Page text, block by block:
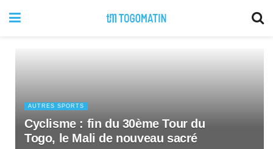
AUTRES SPORTS
Cyclisme : fin du 30ème Tour du
Togo, le Mali de nouveau sacré